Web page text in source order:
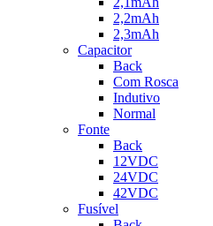
2,2mAh
2,3mAh
Capacitor
Back
Com Rosca
Indutivo
Normal
Fonte
Back
12VDC
24VDC
42VDC
Fusível